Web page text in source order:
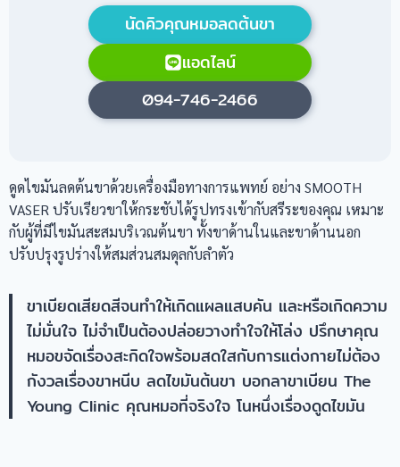
นัดคิวคุณหมอลดต้นขา
แอดไลน์
094-746-2466
ดูดไขมันลดต้นขาด้วยเครื่องมือทางการแพทย์ อย่าง SMOOTH
VASER ปรับเรียวขาให้กระชับได้รูปทรงเข้ากับสรีระของคุณ เหมาะ
กับผู้ที่มีไขมันสะสมบริเวณต้นขา ทั้งขาด้านในและขาด้านนอก
ปรับปรุงรูปร่างให้สมส่วนสมดุลกับลำตัว
ขาเบียดเสียดสีจนทำให้เกิดแผลแสบคัน และหรือเกิดความ
ไม่มั่นใจ ไม่จำเป็นต้องปล่อยวางทำใจให้โล่ง ปรึกษาคุณ
หมอขจัดเรื่องสะกิดใจพร้อมสดใสกับการแต่งกายไม่ต้อง
กังวลเรื่องขาหนีบ ลดไขมันต้นขา บอกลาขาเบียน The
Young Clinic คุณหมอที่จริงใจ โนหนึ่งเรื่องดูดไขมัน